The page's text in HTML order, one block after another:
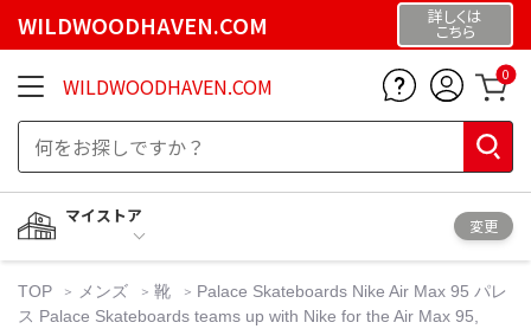
WILDWOODHAVEN.COM 詳しくは
こちら
WILDWOODHAVEN.COM 0
マイストア
変更
TOP メンズ 靴
Palace Skateboards Nike Air Max 95 パレ
ス Palace Skateboards teams up with Nike for the Air Max 95,